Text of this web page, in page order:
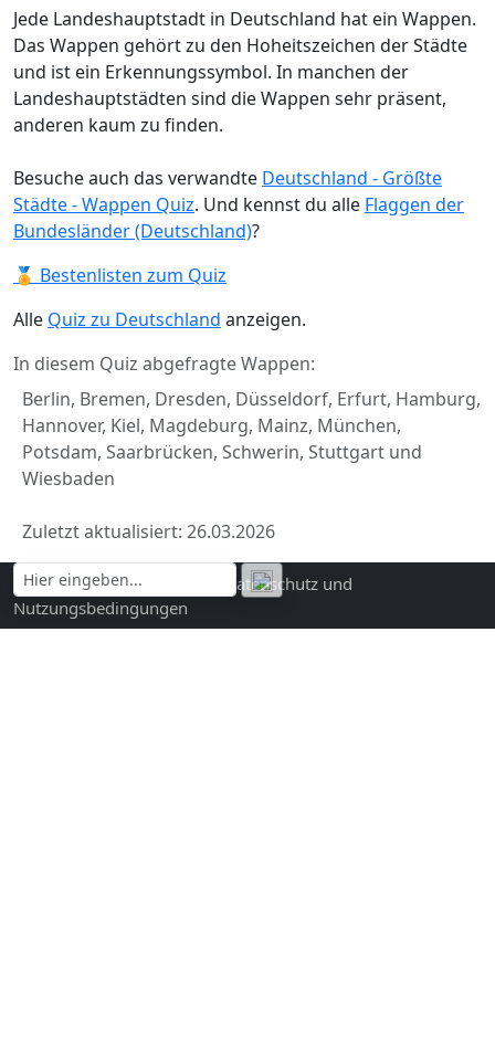
Jede Landeshauptstadt in Deutschland hat ein Wappen.
Das Wappen gehört zu den Hoheitszeichen der Städte
und ist ein Erkennungssymbol. In manchen der
Landeshauptstädten sind die Wappen sehr präsent,
anderen kaum zu finden.
Besuche auch das verwandte Deutschland - Größte
Städte - Wappen Quiz. Und kennst du alle Flaggen der
Bundesländer (Deutschland)?
🏅 Bestenlisten zum Quiz
Alle Quiz zu Deutschland anzeigen.
In diesem Quiz abgefragte Wappen:
Berlin, Bremen, Dresden, Düsseldorf, Erfurt, Hamburg,
Hannover, Kiel, Magdeburg, Mainz, München,
Potsdam, Saarbrücken, Schwerin, Stuttgart und
Wiesbaden
Zuletzt aktualisiert: 26.03.2026
Kontakt und Impressum
Datenschutz und
Nutzungsbedingungen